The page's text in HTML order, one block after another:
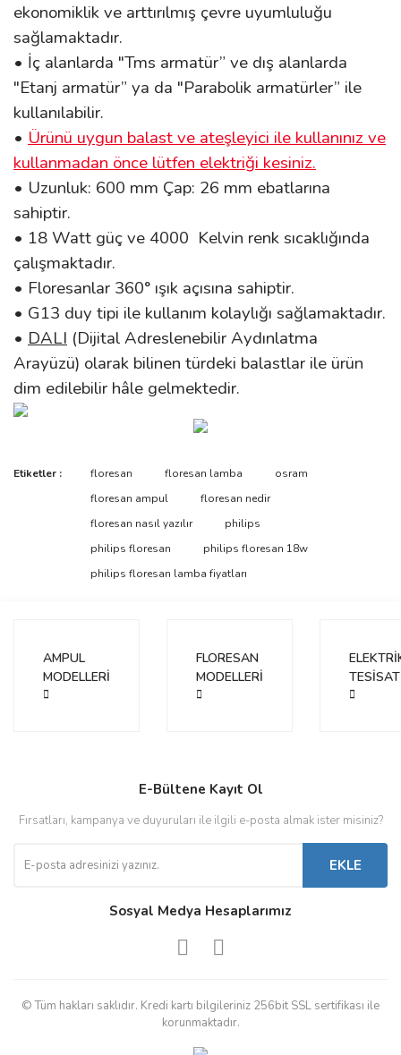
ekonomiklik ve arttırılmış çevre uyumluluğu
sağlamaktadır.
• İç alanlarda "Tms armatür” ve dış alanlarda
"Etanj armatür” ya da "Parabolik armatürler” ile
kullanılabilir.
• Ürünü uygun balast ve ateşleyici ile kullanınız ve
kullanmadan önce lütfen elektriği kesiniz.
• Uzunluk: 600 mm Çap: 26 mm ebatlarına
sahiptir.
• 18 Watt güç ve 4000 Kelvin renk sıcaklığında
çalışmaktadır.
• Floresanlar 360° ışık açısına sahiptir.
• G13 duy tipi ile kullanım kolaylığı sağlamaktadır.
• DALI (Dijital Adreslenebilir Aydınlatma
Arayüzü) olarak bilinen türdeki balastlar ile ürün
dim edilebilir hâle gelmektedir.
Bu ürüne ilk yorumu siz yapın!
Yorum Yaz
Bu ürünün fiyat bilgisi, resim, ürün açıklamalarında ve diğer
tarafımıza iletebilirsiniz.
Görüş ve önerileriniz için teşekkür ederiz.
Ürün resmi kalitesiz, bozuk veya görüntülenemiyor.
Bu ürüne benzer farklı alternatifler olmalı.
Gönder
Etiketler : floresan floresan lamba
osram
floresan ampul
floresan nedir
floresan nasıl yazılır
philips
philips floresan
philips floresan 18w
philips floresan lamba fiyatları
AMPUL
MODELLERİ
FLORESAN
MODELLERİ
TESİSAT
E-Bültene Kayıt Ol
Fırsatları, kampanya ve duyuruları ile ilgili e-posta almak ister misiniz?
EKLE
Sosyal Medya Hesaplarımız
© Tüm hakları saklıdır. Kredi kartı bilgileriniz 256bit SSL sertifikası ile
korunmaktadır.